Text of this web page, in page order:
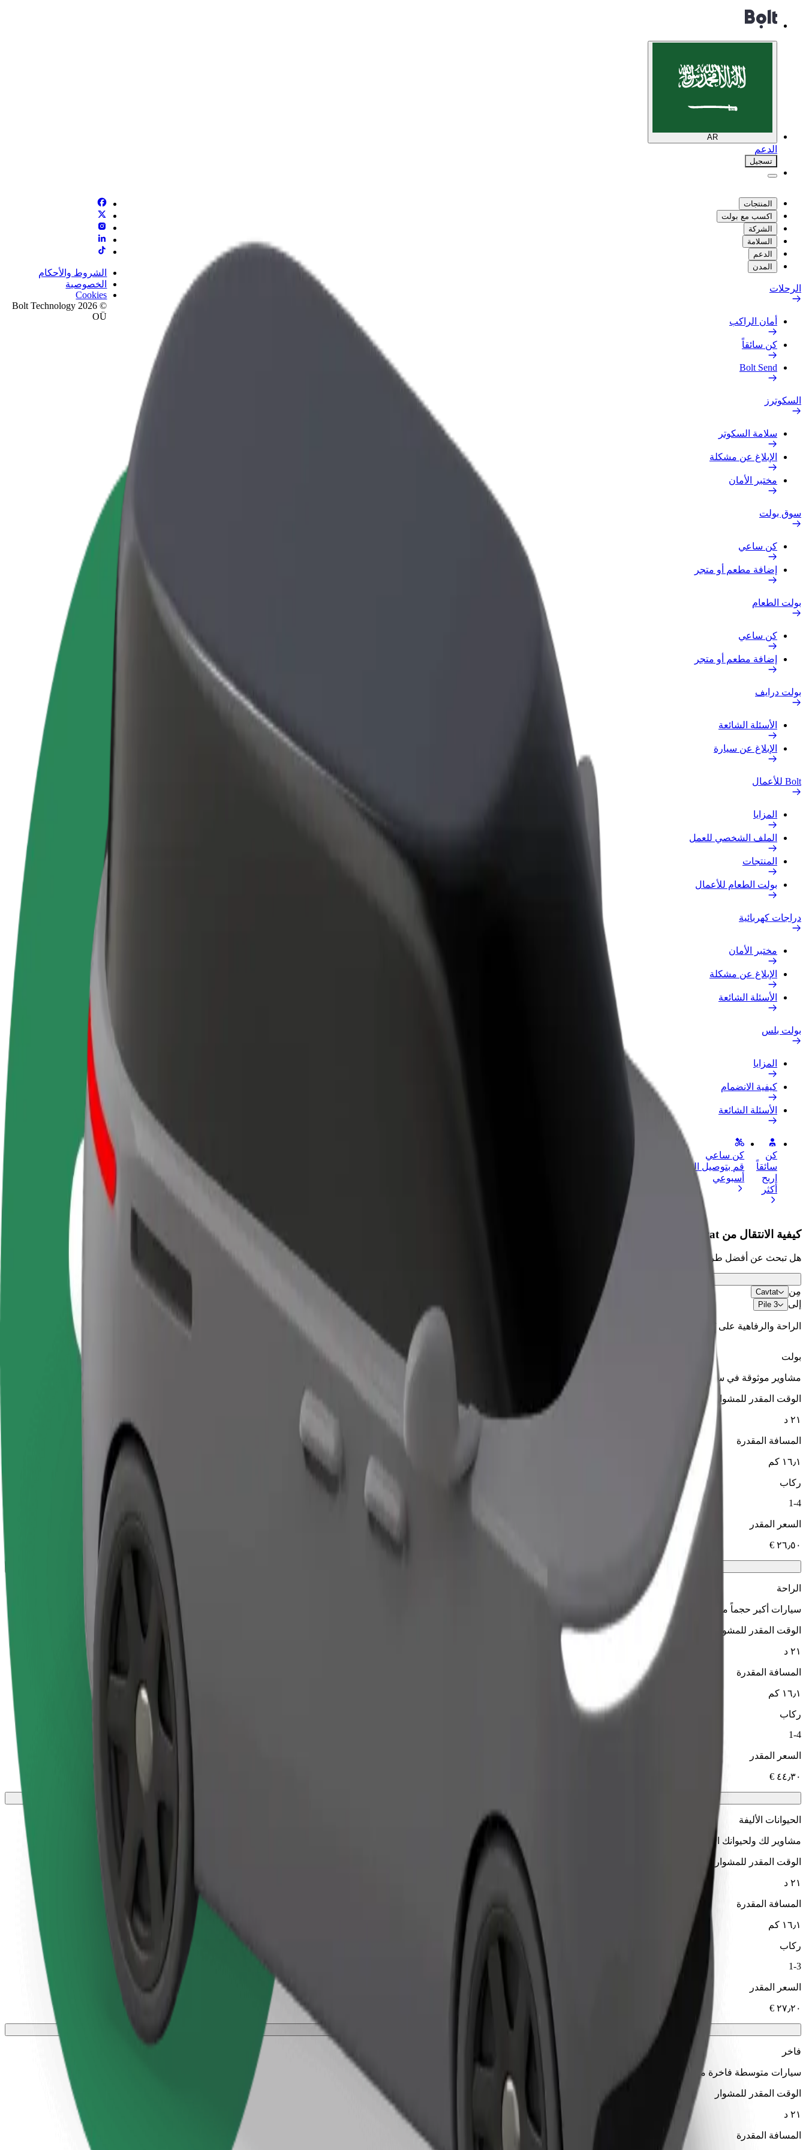
AR
الدعم
تسجيل
المنتجات
اكسب مع بولت
الشركة
السلامة
الدعم
المدن
الرحلات
أمان الراكب
كن سائقاً
Bolt Send
السكوترز
سلامة السكوتر
الإبلاغ عن مشكلة
مختبر الأمان
سوق بولت
كن ساعي
إضافة مطعم أو متجر
بولت الطعام
كن ساعي
إضافة مطعم أو متجر
بولت درايف
الأسئلة الشائعة
الإبلاغ عن سيارة
Bolt للأعمال
المزايا
الملف الشخصي للعمل
المنتجات
بولت الطعام للأعمال
دراجات كهربائية
مختبر الأمان
الإبلاغ عن مشكلة
الأسئلة الشائعة
بولت بلس
المزايا
كيفية الانضمام
الأسئلة الشائعة
كن
سائقاً
اربح
أكثر
كن ساعي
قم بتوصيل الطعام واحصل على أجر
أسبوعي
منتجات وخدمات بولت تم تطويرها
الشروط والأحكام
الخصوصية
Cookies
© 2026 Bolt Technology
OÜ
كيفية الانتقال من Cavtat إلى Pile 3
هل تبحث عن أفضل طريقة للانتقال من Cavtat إلى Pile 3؟ اطّلع على خدماتنا واختر الأنسب لمشوارك.
مِن Cavtat
إلى Pile 3
الراحة والرفاهية على بُعد نقرات فقط!
بولت
مشاوير موثوقة في سيارات متوسطة الحجم ويومية.
الوقت المقدر للمشوار
٢١ د
المسافة المقدرة
١٦٫١ كم
ركاب
1-4
السعر المقدر
الراحة
سيارات أكبر حجماً مع مساحة أكبر للأرجل والتخزين
الوقت المقدر للمشوار
٢١ د
المسافة المقدرة
١٦٫١ كم
ركاب
1-4
السعر المقدر
الحيوانات الأليفة
مشاوير لك ولحيوانك الأليف. يجب أن ترتدي الكلاب كمامة، وتحتاج الحيوانات الصغيرة إلى حامل، ويجب حماية المقاعد ببطانية أو وسادة.
الوقت المقدر للمشوار
٢١ د
المسافة المقدرة
١٦٫١ كم
ركاب
1-3
السعر المقدر
فاخر
سيارات متوسطة فاخرة مع خدمات راقية
الوقت المقدر للمشوار
٢١ د
المسافة المقدرة